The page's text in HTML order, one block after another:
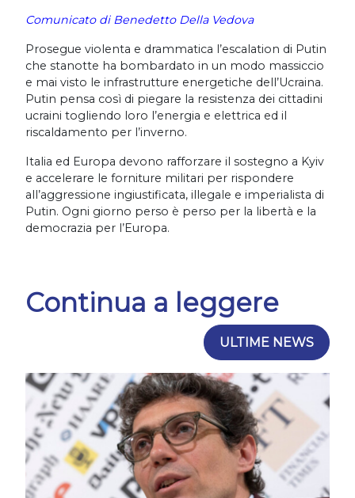
Comunicato di Benedetto Della Vedova
Prosegue violenta e drammatica l’escalation di Putin
che stanotte ha bombardato in un modo massiccio
e mai visto le infrastrutture energetiche dell’Ucraina.
Putin pensa così di piegare la resistenza dei cittadini
ucraini togliendo loro l’energia e elettrica ed il
riscaldamento per l’inverno.
Italia ed Europa devono rafforzare il sostegno a Kyiv
e accelerare le forniture militari per rispondere
all’aggressione ingiustificata, illegale e imperialista di
Putin. Ogni giorno perso è perso per la libertà e la
democrazia per l’Europa.
Continua a leggere
ULTIME NEWS